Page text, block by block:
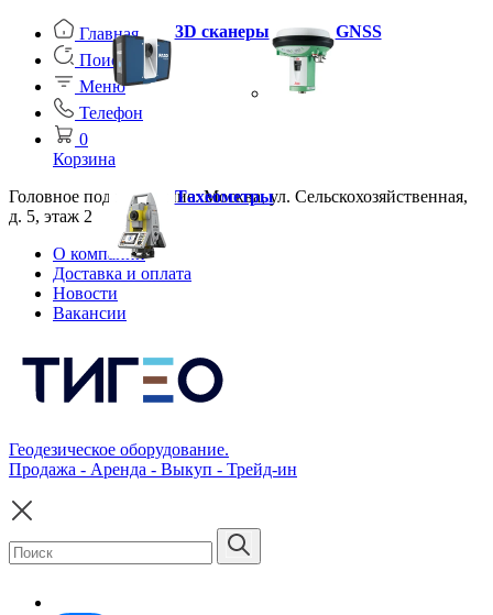
Главная
Поиск
Меню
Телефон
0
Корзина
Головное подразделение: Москва, ул. Сельскохозяйственная,
д. 5, этаж 2
О компании
Доставка и оплата
Новости
Вакансии
Геодезическое оборудование.
Продажа - Аренда - Выкуп - Трейд-ин
3D сканеры GNSS
Тахеометры